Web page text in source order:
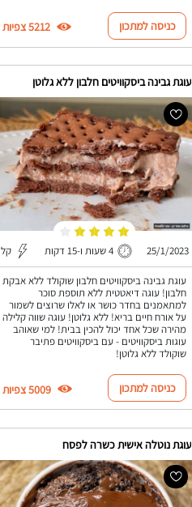
כניסה למתכון 5212 צפיות
עוגת גבינה ביסקוויטים חלבון ללא גלוטן
25/1/2023 4 שעות ו-15 דקות קל
עוגת גבינה ביסקוויטים חלבון שוקולד ללא אבקת
חלבון! עוגה דיאטטית ללא תוספת סוכר
למתאמנים בחדר כושר או לאלו שרוצים לשמור
על אורח חיים בריא! ללא גלוטן! עוגה שווה קלילה
מהירה שכל אחד יכול להכין בבית! למי שאוהב
עוגות ביסקוויטים - עם ביסקוויטים פתיבר
שוקולד ללא גלוטן!
כניסה למתכון 5009 צפיות
עוגת נוטלה אישית כשרה לפסח